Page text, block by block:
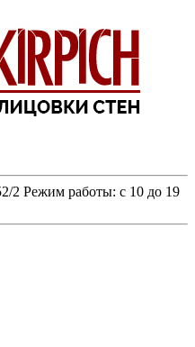
2 Режим работы: с 10 до 19